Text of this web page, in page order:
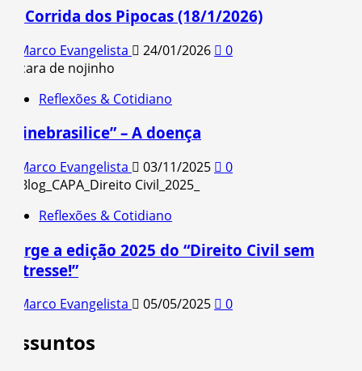
1ª Corrida dos Pipocas (18/1/2026)
Marco Evangelista 24/01/2026 0
Reflexões & Cotidiano
“Cinebrasilice” – A doença
Marco Evangelista 03/11/2025 0
Reflexões & Cotidiano
Surge a edição 2025 do “Direito Civil sem
estresse!”
Marco Evangelista 05/05/2025 0
Assuntos